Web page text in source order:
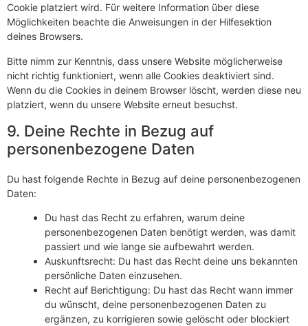
Cookie platziert wird. Für weitere Information über diese
Möglichkeiten beachte die Anweisungen in der Hilfesektion
deines Browsers.
Bitte nimm zur Kenntnis, dass unsere Website möglicherweise
nicht richtig funktioniert, wenn alle Cookies deaktiviert sind.
Wenn du die Cookies in deinem Browser löscht, werden diese neu
platziert, wenn du unsere Website erneut besuchst.
9. Deine Rechte in Bezug auf
personenbezogene Daten
Du hast folgende Rechte in Bezug auf deine personenbezogenen
Daten:
Du hast das Recht zu erfahren, warum deine
personenbezogenen Daten benötigt werden, was damit
passiert und wie lange sie aufbewahrt werden.
Auskunftsrecht: Du hast das Recht deine uns bekannten
persönliche Daten einzusehen.
Recht auf Berichtigung: Du hast das Recht wann immer
du wünscht, deine personenbezogenen Daten zu
ergänzen, zu korrigieren sowie gelöscht oder blockiert